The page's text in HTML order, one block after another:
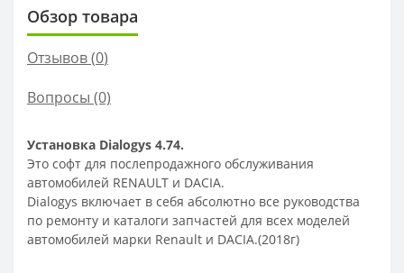
Обзор товара
Отзывов (0)
Вопросы (0)
Установка Dialogys 4.74.
Это софт для послепродажного обслуживания
автомобилей RENAULT и DACIA.
Dialogys включает в себя абсолютно все руководства
по ремонту и каталоги запчастей для всех моделей
автомобилей марки Renault и DACIA.(2018г)